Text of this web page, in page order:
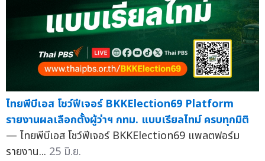
ไทยพีบีเอส โชว์ฟีเจอร์ BKKElection69 Platform
รายงานผลเลือกตั้งผู้ว่าฯ กทม. แบบเรียลไทม์ ครบทุกมิติ
— ไทยพีบีเอส โชว์ฟีเจอร์ BKKElection69 แพลตฟอร์ม
รายงาน... 25 มิ.ย.